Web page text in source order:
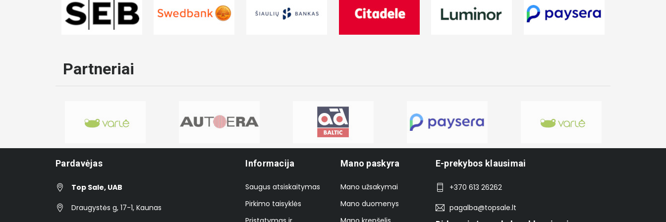
Partneriai
Pardavėjas
Top Sale, UAB
Draugystės g, 17-1, Kaunas
Informacija
Saugus atsiskaitymas
Pirkimo taisyklės
Mano paskyra
Mano užsakymai
Mano duomenys
E-prekybos klausimai
+370 613 26262
pagalba@topsale.lt